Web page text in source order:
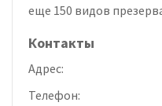
еще 150 видов
Контакты
Адрес:
Телефон: